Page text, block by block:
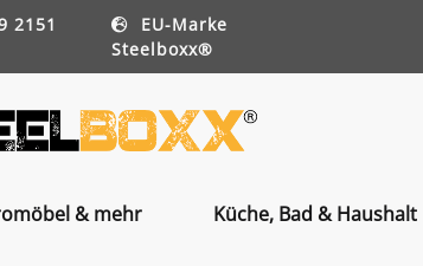
2151
EU-Marke
Steelboxx®
& mehr Küche, Bad & Haushalt